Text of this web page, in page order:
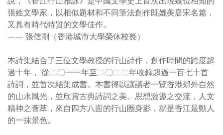
張姓文學家，以相似題材和不同筆法創作既媲美唐宋名篇，
又具有時代特質的文學佳作。
—— 張信剛（香港城市大學榮休校長）
本詩集結合了三位文學教授的行山詩作，創作時間的跨度超
過十年， 從二〇一一年至二〇二二年收錄超過一百七十首
詩詞，並首次結集成書。本書得以讓讀者一覽香港郊外自然
的山水風光，並欣賞古典詩詞之美。思想激盪之交流，人文
精神之薈萃，來自四方八面的行山團身影，就是香江最動人
的一抹景色。